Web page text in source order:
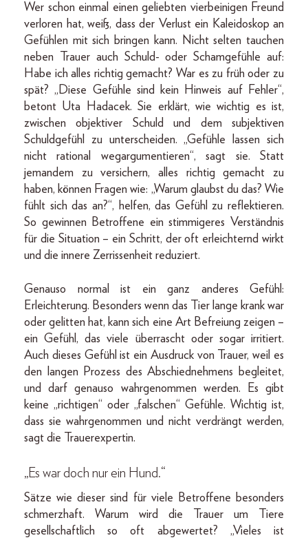
Wer schon einmal einen geliebten vierbeinigen Freund
verloren hat, weiß, dass der Verlust ein Kaleidoskop an
Gefühlen mit sich bringen kann. Nicht selten tauchen
neben Trauer auch Schuld- oder Schamgefühle auf:
Habe ich alles richtig gemacht? War es zu früh oder zu
spät? „Diese Gefühle sind kein Hinweis auf Fehler“,
betont Uta Hadacek. Sie erklärt, wie wichtig es ist,
zwischen objektiver Schuld und dem subjektiven
Schuldgefühl zu unterscheiden. „Gefühle lassen sich
nicht rational wegargumentieren“, sagt sie. Statt
jemandem zu versichern, alles richtig gemacht zu
haben, können Fragen wie: „Warum glaubst du das? Wie
fühlt sich das an?“, helfen, das Gefühl zu reflektieren.
So gewinnen Betroffene ein stimmigeres Verständnis
für die Situation – ein Schritt, der oft erleichternd wirkt
und die innere Zerrissenheit reduziert.
Genauso normal ist ein ganz anderes Gefühl:
Erleichterung. Besonders wenn das Tier lange krank war
oder gelitten hat, kann sich eine Art Befreiung zeigen –
ein Gefühl, das viele überrascht oder sogar irritiert.
Auch dieses Gefühl ist ein Ausdruck von Trauer, weil es
den langen Prozess des Abschiednehmens begleitet,
und darf genauso wahrgenommen werden. Es gibt
keine „richtigen“ oder „falschen“ Gefühle. Wichtig ist,
dass sie wahrgenommen und nicht verdrängt werden,
sagt die Trauerexpertin.
„Es war doch nur ein Hund.“
Sätze wie dieser sind für viele Betroffene besonders
schmerzhaft. Warum wird die Trauer um Tiere
gesellschaftlich so oft abgewertet? „Vieles ist